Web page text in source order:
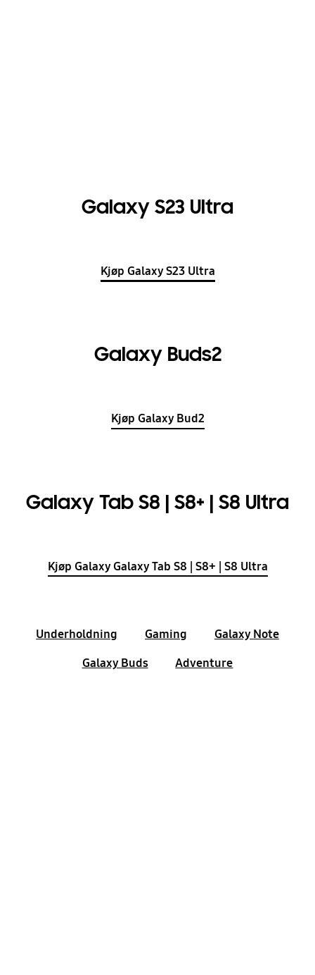
Galaxy S23 Ultra
Kjøp Galaxy S23 Ultra
Galaxy Buds2
Kjøp Galaxy Bud2
Galaxy Tab S8 | S8+ | S8 Ultra
Kjøp Galaxy Galaxy Tab S8 | S8+ | S8 Ultra
Underholdning Gaming
Galaxy Note
Galaxy Buds
Adventure